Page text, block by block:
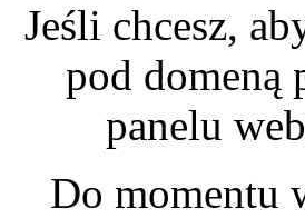
Jeśli chcesz,
pod domeną
panelu
Do momentu